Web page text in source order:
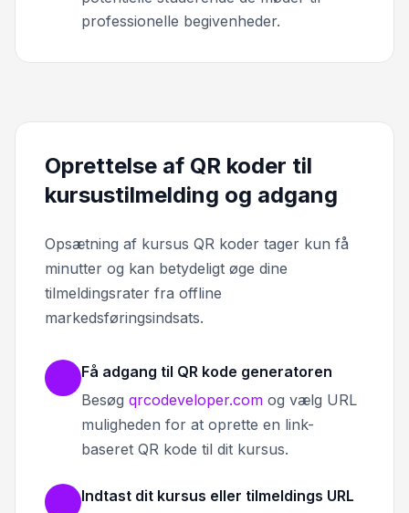
professionelle begivenheder.
Oprettelse af QR koder til
kursustilmelding og adgang
Opsætning af kursus QR koder tager kun få
minutter og kan betydeligt øge dine
tilmeldingsrater fra offline
markedsføringsindsats.
Få adgang til QR kode generatoren
Besøg qrcodeveloper.com og vælg URL
muligheden for at oprette en link-
baseret QR kode til dit kursus.
Indtast dit kursus eller tilmeldings URL